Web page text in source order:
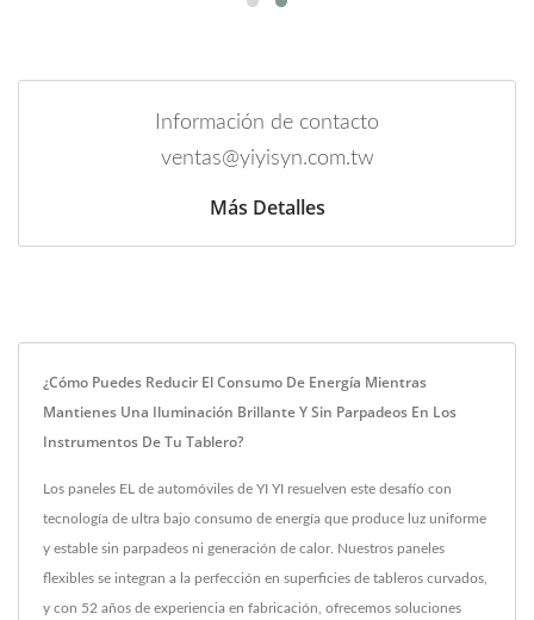
Información de contacto
ventas@yiyisyn.com.tw
Más Detalles
¿Cómo Puedes Reducir El Consumo De Energía Mientras
Mantienes Una Iluminación Brillante Y Sin Parpadeos En Los
Instrumentos De Tu Tablero?
Los paneles EL de automóviles de YI YI resuelven este desafío con
tecnología de ultra bajo consumo de energía que produce luz uniforme
y estable sin parpadeos ni generación de calor. Nuestros paneles
flexibles se integran a la perfección en superficies de tableros curvados,
y con 52 años de experiencia en fabricación, ofrecemos soluciones